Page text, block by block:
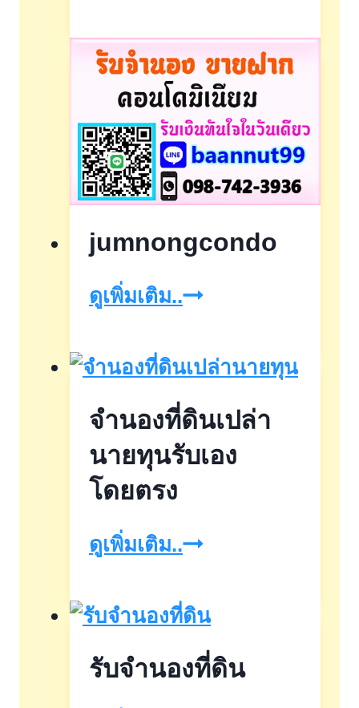
บ้าน
ชลบุรี
jumnongcondo
ดูเพิ่มเติม..jumnongcondo
จำนองที่ดินเปล่า
นายทุนรับเอง
โดยตรง
ดูเพิ่มเติม..จำนอง
เปล่า
รับ
รับจำนองที่ดิน